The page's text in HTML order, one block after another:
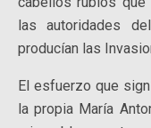
las autoridades
producían las
El esfuerzo que
la propia María